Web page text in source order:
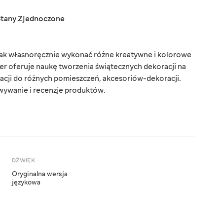
Zjednoczone
własnoręcznie wykonać różne kreatywne i kolorowe
oferuje naukę tworzenia świątecznych dekoracji na
do różnych pomieszczeń, akcesoriów-dekoracji.
i recenzje produktów.
DŹWIĘK
Oryginalna wersja
językowa